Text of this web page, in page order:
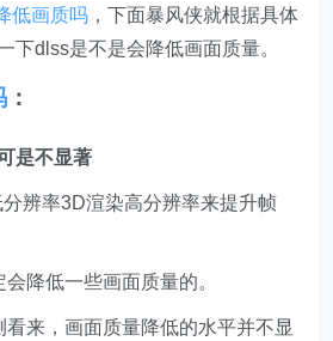
低画质吗 ，下面暴风侠就根据具体
下dlss是不是会降低画面质量。
：
是不显著
辨率3D渲染高分辨率来提升帧
降低一些画面质量的。
来，画面质量降低的水平并不显